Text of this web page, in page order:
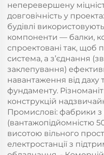
неперевершену
довговічність у
будівлі
компоненти — балки,
спроектовані так, щоб
система, а з’єднання
заклепування)
навантаження від даху
фундаменту.
конструкцій
Промислові: фабрики
(вантажопідйомністю
висотою вільного
електростанції з